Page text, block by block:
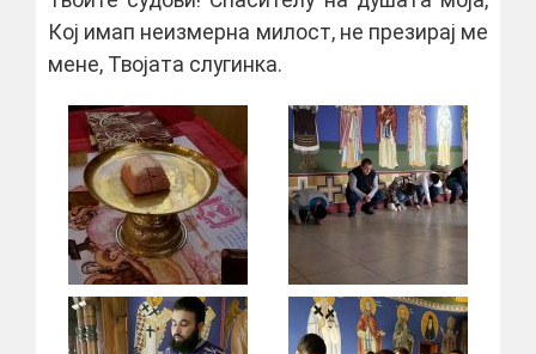
Кој имап неизмерна милост, не презирај ме
мене, Твојата слугинка.